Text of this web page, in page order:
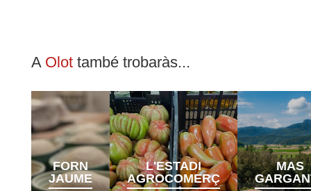
A Olottambé trobaràs...
FORN
JAUME
L'ESTADI
AGROCOMERÇ
MAS